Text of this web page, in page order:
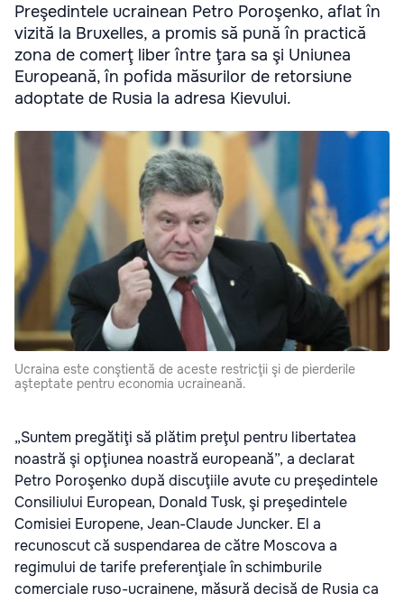
Preşedintele ucrainean Petro Poroşenko, aflat în
vizită la Bruxelles, a promis să pună în practică
zona de comerţ liber între ţara sa şi Uniunea
Europeană, în pofida măsurilor de retorsiune
adoptate de Rusia la adresa Kievului.
Ucraina este conştientă de aceste restricţii şi de pierderile
aşteptate pentru economia ucraineană.
„Suntem pregătiţi să plătim preţul pentru libertatea
noastră şi opţiunea noastră europeană”, a declarat
Petro Poroşenko după discuţiile avute cu preşedintele
Consiliului European, Donald Tusk, şi preşedintele
Comisiei Europene, Jean-Claude Juncker. El a
recunoscut că suspendarea de către Moscova a
regimului de tarife preferenţiale în schimburile
comerciale ruso-ucrainene, măsură decisă de Rusia ca